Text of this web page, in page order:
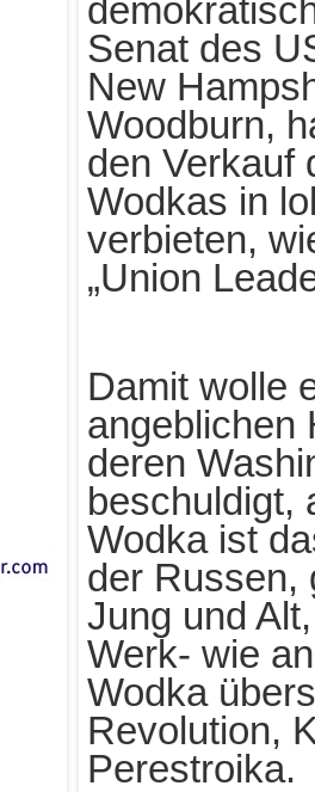
Senat des
New
Woodburn,
den Verkauf
Wodkas in
verbieten,
„Union
Damit wolle
angeblichen
deren
beschuldigt,
Wodka ist
der Russen,
Jung und
Werk- wie
Wodka
Revolution,
Perestroika.